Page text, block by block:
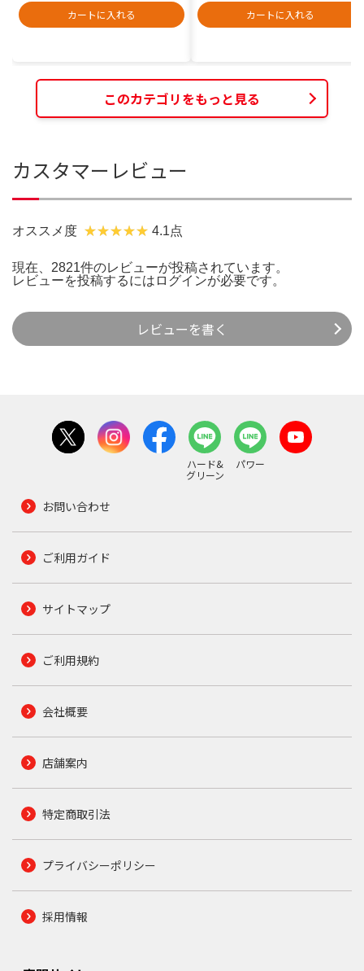
カートに入れる
カートに入れる
このカテゴリをもっと見る
カスタマーレビュー
オススメ度 4.1点
現在、2821件のレビューが投稿されています。
レビューを投稿するには ログインが必要です。
レビューを書く
ハード&
グリーン
パワー
お問い合わせ
ご利用ガイド
サイトマップ
ご利用規約
会社概要
店舗案内
特定商取引法
プライバシーポリシー
採用情報